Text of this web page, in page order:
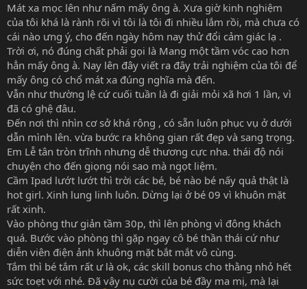
Mát xa mọc lên như nấm mấy ông à. Xưa giờ kinh nghiệm
của tôi khá là rành rõi vì tôi là tôi đi nhiều lắm rồi, mà chưa có
cái nào ưng ý, cho đến ngày hôm nay thử đổi cảm giác lạ .
Trời ơi, nó đúng chất phải gọi là Mang một tầm vóc cao hơn
hẳn mấy ông à. Nay lên đây viết ra đây trải nghiệm của tôi để
mấy ông có chổ mát xa đúng nghĩa mà đến.
Vẫn như thường lệ cứ cuối tuần là đi giải mỏi xã hơi 1 lần, vì
đã có ghệ đâu.
Đến nơi thì nhìn cơ sở khá rộng , có sẵn luôn phục vụ ở dưới
dẫn mình lên. vừa bước ra không gian rất đẹp và sang trọng.
Em Lễ tân tròn trĩnh nhưng dễ thương cực nha. thái độ nói
chuyện cho đến giọng nói sao mà ngọt liệm.
Cầm Ipad lướt lướt thì trời các bé, bé nào bé nấy quả thật là
hot girl. Xinh lung linh luôn. Dừng lại ở bé 09 vì khuôn mặt
rất xinh.
Vào phòng thư giản tầm 30p, thì lên phòng vì đông khách
quá. Bước vào phòng thì gặp ngay cô bé thần thái cứ như
diễn viên điện ảnh khuông mặt bắt mắt vô cùng.
Tắm thì bé tắm rất ư là ok, các skill bonus cho thằng nhỏ hết
sức toẹt với nhé. Đã vậy nụ cười của bé đầy ma mị, mà lại